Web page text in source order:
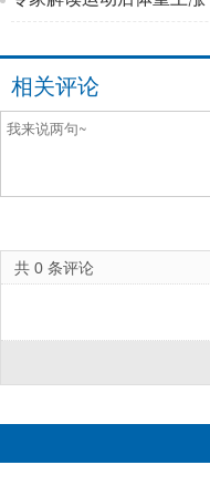
相关评论
共 0 条评论